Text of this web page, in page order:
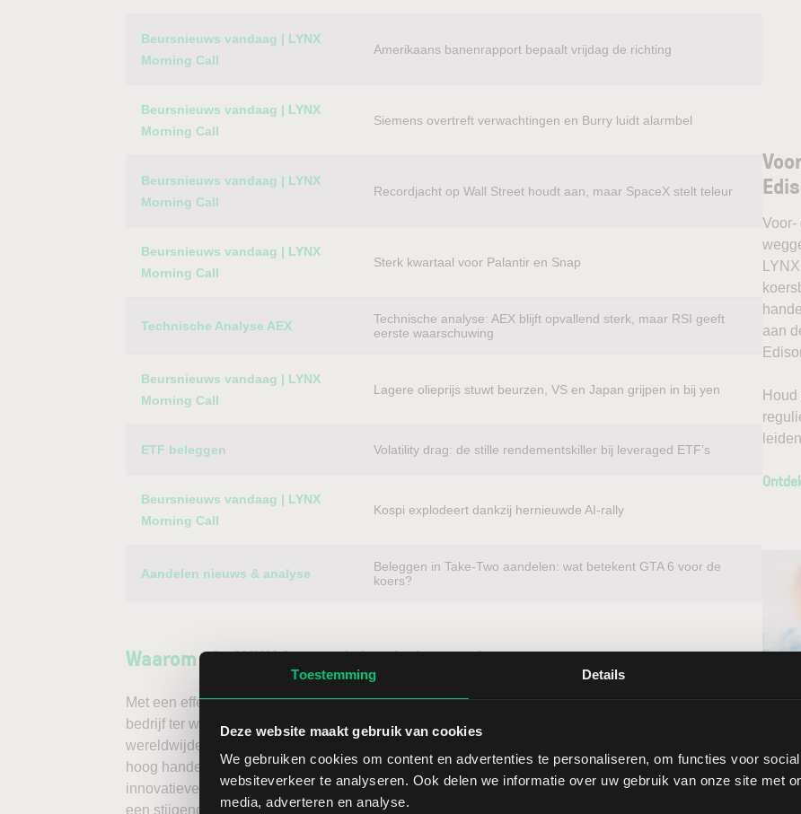
Toestemming Details
Deze website maakt gebruik van cookies
We gebruiken cookies om content en advertenties te personaliseren, om functies voor
websiteverkeer te analyseren. Ook delen we informatie over uw gebruik van onze site met
media, adverteren en analyse.
Category Titel
Beursnieuws vandaag | LYNX
Morning Call
Amerikaans banenrapport bepaalt vrijdag de richting
Beursnieuws vandaag | LYNX
Morning Call
Siemens overtreft verwachtingen en Burry luidt alarmbel
Beursnieuws vandaag | LYNX
Morning Call
Recordjacht op Wall Street houdt aan, maar SpaceX stelt teleur
Beursnieuws vandaag | LYNX
Morning Call
Sterk kwartaal voor Palantir en Snap
Technische Analyse AEX
Technische analyse: AEX blijft opvallend sterk, maar RSI geeft
eerste waarschuwing
Beursnieuws vandaag | LYNX
Morning Call
Lagere olieprijs stuwt beurzen, VS en Japan grijpen in bij yen
ETF beleggen Volatility drag: de stille rendementskiller bij leveraged ETF’s
Beursnieuws vandaag | LYNX
Morning Call
Kospi explodeert dankzij hernieuwde AI-rally
Aandelen nieuws & analyse
Beleggen in Take-Two aandelen: wat betekent GTA 6 voor de
koers?
Waarom via LYNX in aandelen beleggen?
Met een effectenrekening via LYNX handelt u voordelig in aandelen van vrijwel elk beursgenoteerd
bedrijf ter wereld – dus ook van het aandeel Edison International. Met directe toegang tot
wereldwijde beurzen koopt u buitenlandse aandelen direct op de thuismarkt. Zo profiteert u van een
hoog handelsvolume en een lage spread. Handelen doet u daarnaast via een stabiel platform met
innovatieve trading tools, waarmee u direct gedegen analyses kunt maken. Belegt u met het oog op
een stijgende koers door long te gaan, of verwacht u een dalende koers en gaat u short*?
Voor-
aan